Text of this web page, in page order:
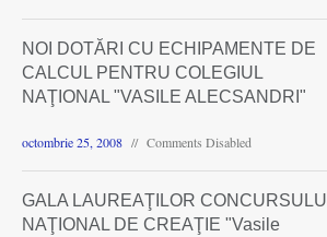
NOI DOTĂRI CU ECHIPAMENTE DE
CALCUL PENTRU COLEGIUL
NAŢIONAL "VASILE ALECSANDRI"
octombrie 25, 2008 Comments Disabled
GALA LAUREAŢILOR CONCURSULUI
NAŢIONAL DE CREAŢIE "Vasile